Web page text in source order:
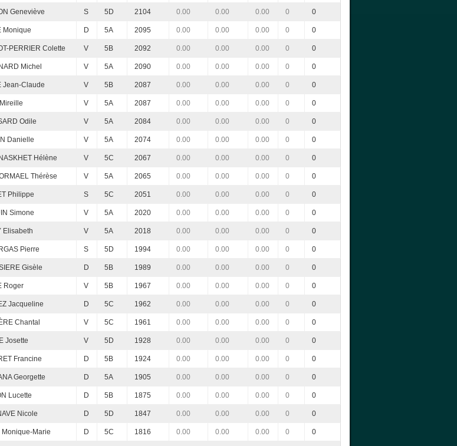
Geneviève S 5D 2104 0.00 0.00 0.00 0 0
Monique D 5A 2095 0.00 0.00 0.00 0 0
PERRIER Colette V 5B 2092 0.00 0.00 0.00 0 0
Michel V 5A 2090 0.00 0.00 0.00 0 0
Jean-Claude V 5B 2087 0.00 0.00 0.00 0 0
V 5A 2087 0.00 0.00 0.00 0 0
Odile V 5A 2084 0.00 0.00 0.00 0 0
Danielle V 5A 2074 0.00 0.00 0.00 0 0
Hélène V 5C 2067 0.00 0.00 0.00 0 0
Thérèse V 5A 2065 0.00 0.00 0.00 0 0
Philippe S 5C 2051 0.00 0.00 0.00 0 0
Simone V 5A 2020 0.00 0.00 0.00 0 0
Elisabeth V 5A 2018 0.00 0.00 0.00 0 0
Pierre S 5D 1994 0.00 0.00 0.00 0 0
Gisèle D 5B 1989 0.00 0.00 0.00 0 0
Roger V 5B 1967 0.00 0.00 0.00 0 0
Jacqueline D 5C 1962 0.00 0.00 0.00 0 0
Chantal V 5C 1961 0.00 0.00 0.00 0 0
Josette V 5D 1928 0.00 0.00 0.00 0 0
Francine D 5B 1924 0.00 0.00 0.00 0 0
Georgette D 5A 1905 0.00 0.00 0.00 0 0
Lucette D 5B 1875 0.00 0.00 0.00 0 0
Nicole D 5D 1847 0.00 0.00 0.00 0 0
Monique-Marie D 5C 1816 0.00 0.00 0.00 0 0